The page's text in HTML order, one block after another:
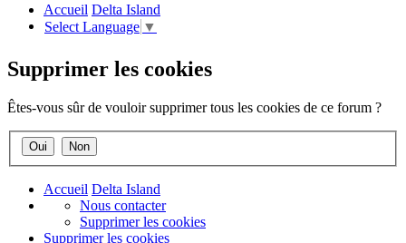
Accueil Delta Island
Select Language ▼
Supprimer les cookies
Êtes-vous sûr de vouloir supprimer tous les cookies de ce forum ?
Accueil Delta Island
Nous contacter
Supprimer les cookies
Supprimer les cookies